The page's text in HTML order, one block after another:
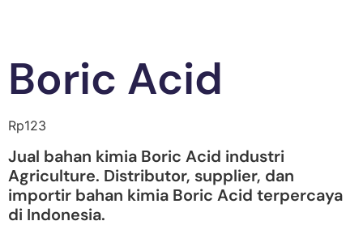
Boric Acid
Rp123
Jual bahan kimia Boric Acid industri
Agriculture. Distributor, supplier, dan
importir bahan kimia Boric Acid terpercaya
di Indonesia.